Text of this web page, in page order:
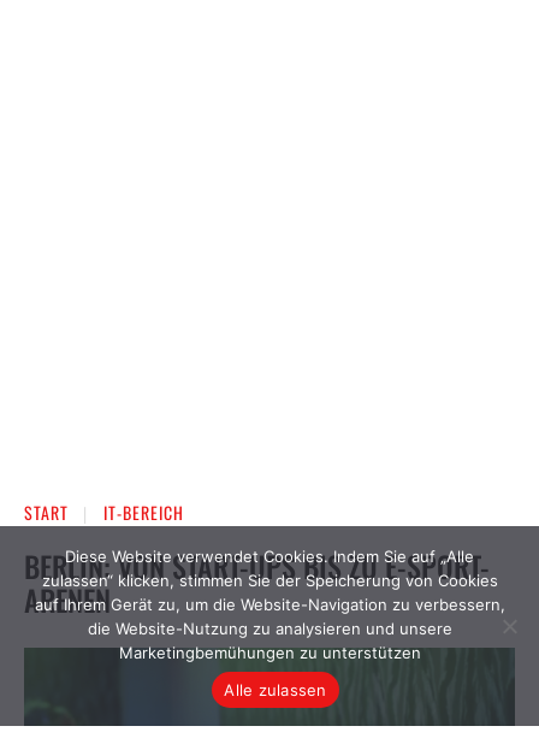
Diese Website verwendet Cookies. Indem Sie auf „Alle
zulassen“ klicken, stimmen Sie der Speicherung von Cookies
auf Ihrem Gerät zu, um die Website-Navigation zu verbessern,
die Website-Nutzung zu analysieren und unsere
Marketingbemühungen zu unterstützen
Alle zulassen